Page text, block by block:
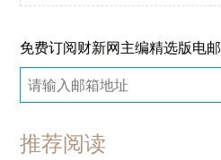
免费订阅财新网主编精选版电邮
推荐阅读